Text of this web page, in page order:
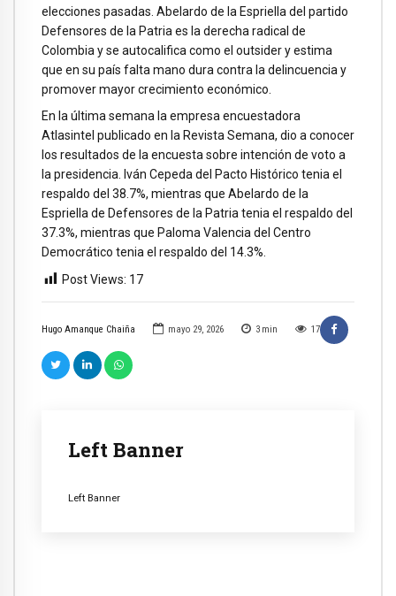
Hugo Amanque Chaiña mayo 29, 2026 3 min 17
Left Banner
Left Banner
elecciones pasadas. Abelardo de la Espriella del partido
Defensores de la Patria es la derecha radical de
Colombia y se autocalifica como el outsider y estima
que en su país falta mano dura contra la delincuencia y
promover mayor crecimiento económico.
En la última semana la empresa encuestadora
Atlasintel publicado en la Revista Semana, dio a conocer
los resultados de la encuesta sobre intención de voto a
la presidencia. Iván Cepeda del Pacto Histórico tenia el
respaldo del 38.7%, mientras que Abelardo de la
Espriella de Defensores de la Patria tenia el respaldo del
37.3%, mientras que Paloma Valencia del Centro
Democrático tenia el respaldo del 14.3%.
Post Views: 17